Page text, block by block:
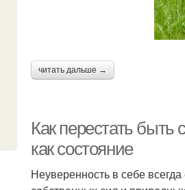
читать дальше →
Как перестать
как состояние
Неуверенность в себе